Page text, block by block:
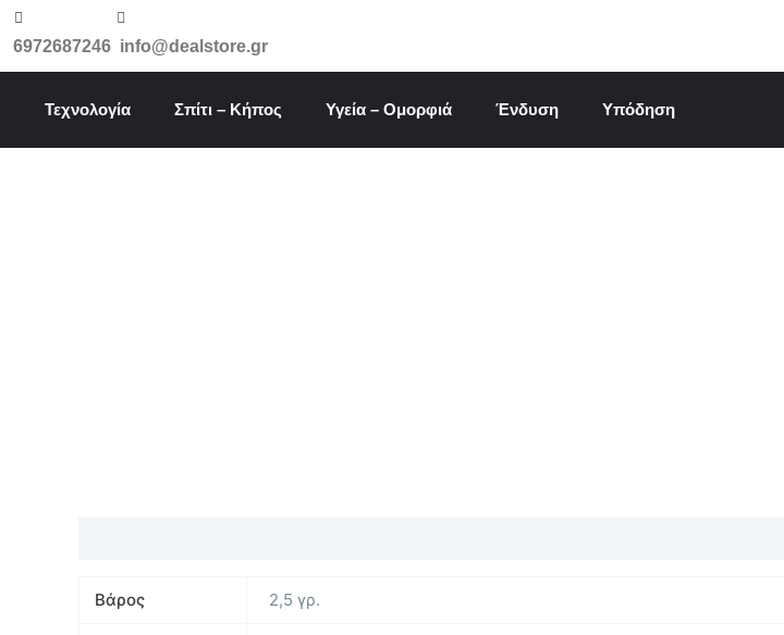
Μετάβαση
στο6972687246 info@dealstore.gr
Τεχνολογία Σπίτι – Κήπος Υγεία – Ομορφιά Ένδυση Υπόδηση
Βάρος 2,5 γρ.